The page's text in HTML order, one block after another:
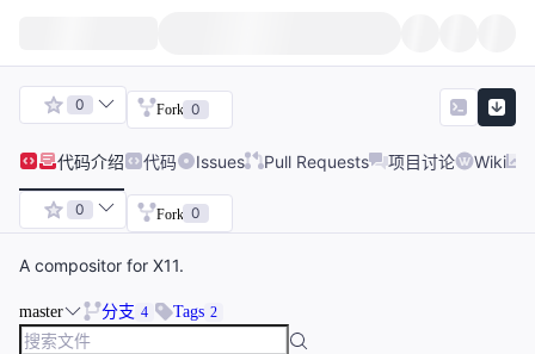
0 Fork 0
代码介绍 代码 Issues Pull Requests 项目讨论 Wiki
0 Fork 0
A compositor for X11.
master 分支 4 Tags 2